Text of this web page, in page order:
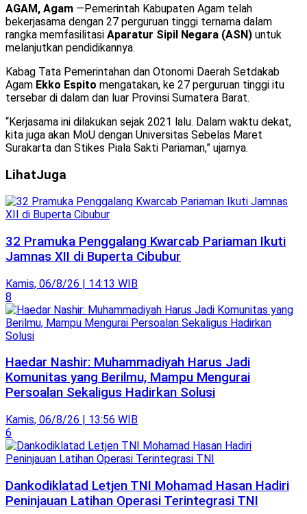
AGAM, Agam —Pemerintah Kabupaten Agam telah
bekerjasama dengan 27 perguruan tinggi ternama dalam
rangka memfasilitasi Aparatur Sipil Negara (ASN) untuk
melanjutkan pendidikannya.
Kabag Tata Pemerintahan dan Otonomi Daerah Setdakab
Agam Ekko Espito mengatakan, ke 27 perguruan tinggi itu
tersebar di dalam dan luar Provinsi Sumatera Barat.
“Kerjasama ini dilakukan sejak 2021 lalu. Dalam waktu dekat,
kita juga akan MoU dengan Universitas Sebelas Maret
Surakarta dan Stikes Piala Sakti Pariaman,” ujarnya.
LihatJuga
32 Pramuka Penggalang Kwarcab Pariaman Ikuti
Jamnas XII di Buperta Cibubur
Kamis, 06/8/26 | 14:13 WIB
8
Haedar Nashir: Muhammadiyah Harus Jadi
Komunitas yang Berilmu, Mampu Mengurai
Persoalan Sekaligus Hadirkan Solusi
Kamis, 06/8/26 | 13:56 WIB
6
Dankodiklatad Letjen TNI Mohamad Hasan Hadiri
Peninjauan Latihan Operasi Terintegrasi TNI